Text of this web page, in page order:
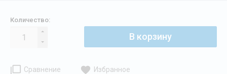
Количество:
В корзину
Сравнение Избранное